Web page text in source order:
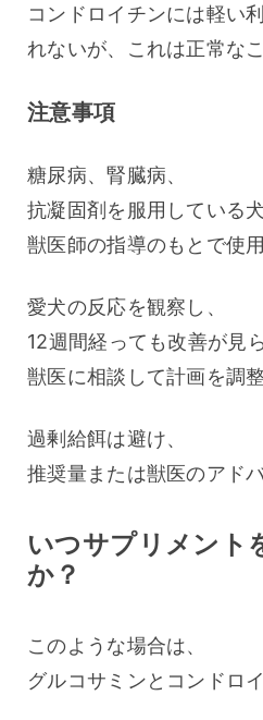
コンドロイチンには軽い
れないが、これは正常な
注意事項
糖尿病、腎臓病、
抗凝固剤を服用している犬
獣医師の指導のもとで使
愛犬の反応を観察し、
12週間経っても改善が見
獣医に相談して計画を調整
過剰給餌は避け、
推奨量または獣医のアド
いつサプリメント
か？
このような場合は、
グルコサミンとコンドロ